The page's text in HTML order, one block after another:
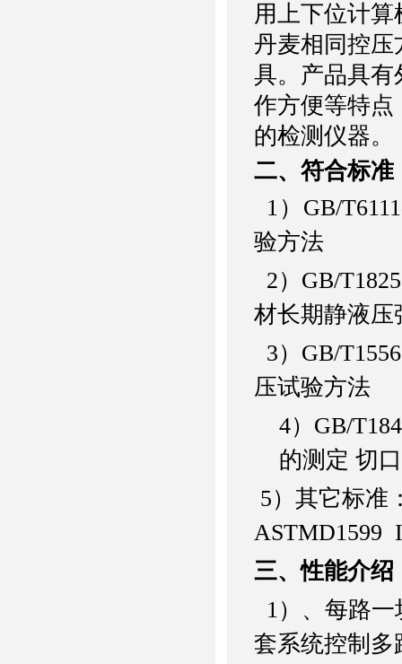
用上下位计
丹麦相同控
具。 产品具
作方便等特点
的检测仪器。
二、符合标准
1 ） GB/
验方法
2） GB/
材长期静液压
3） GB/
压试验方法
4） GB/
的测定 切
5）其它标准
ASTMD1599
三、性能介绍
1）、每路
套系统控制